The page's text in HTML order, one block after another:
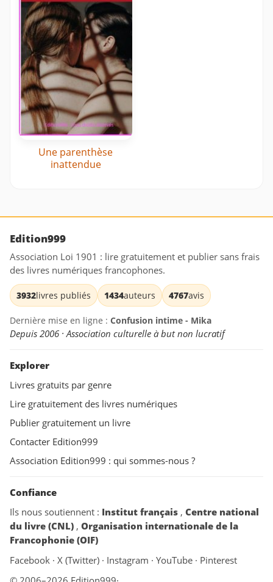
Une parenthèse
inattendue
Edition999
Association Loi 1901 : lire gratuitement et publier sans frais
des livres numériques francophones.
3932livres publiés 1434auteurs 4767avis
Dernière mise en ligne : Confusion intime - Mika
Depuis 2006 · Association culturelle à but non lucratif
Explorer
Livres gratuits par genre
Lire gratuitement des livres numériques
Publier gratuitement un livre
Contacter Edition999
Association Edition999 : qui sommes-nous ?
Confiance
Ils nous soutiennent : Institut français , Centre national
du livre (CNL) , Organisation internationale de la
Francophonie (OIF)
Facebook · X (Twitter) · Instagram · YouTube · Pinterest